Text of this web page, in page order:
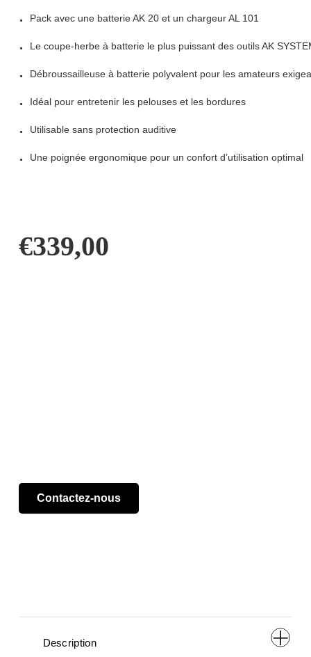
Pack avec une batterie AK 20 et un chargeur AL 101
Le coupe-herbe à batterie le plus puissant des outils AK
Débroussailleuse à batterie polyvalent pour les amateurs
Idéal pour entretenir les pelouses et les bordures
Utilisable sans protection auditive
Une poignée ergonomique pour un confort d’utilisation optimal
€339,00
Contactez-nous
        Description